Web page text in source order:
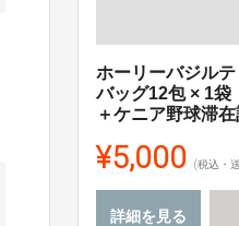
ホーリーバジル
バッグ12包 × 1袋
＋ケニア野球滞
¥5,000 (税込・
詳細を見る